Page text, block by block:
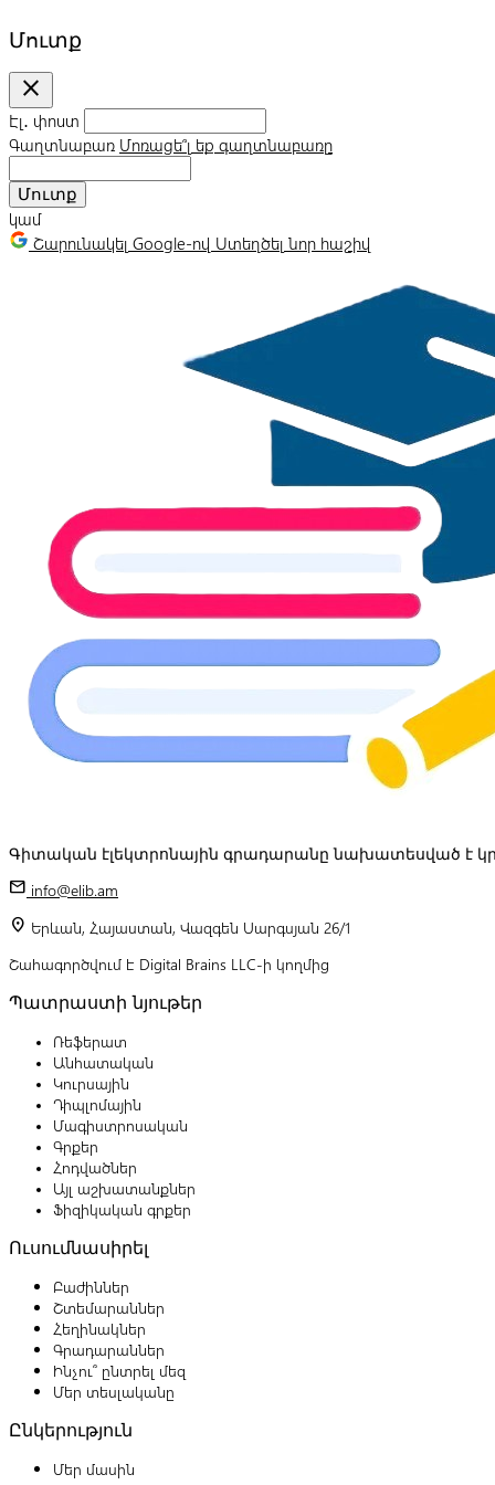
Մուտք
close
Էլ․ փոստ
Գաղտնաբառ Մոռացե՞լ եք գաղտնաբառը
Մուտք
կամ
Շարունակել Google-ով Ստեղծել նոր հաշիվ
Գիտական էլեկտրոնային գրադարանը նախատեսված է
mail info@elib.am
location_on Երևան, Հայաստան, Վազգեն Սարգսյան 26/1
Շահագործվում է Digital Brains LLC-ի կողմից
Պատրաստի նյութեր
Ռեֆերատ
Անհատական
Կուրսային
Դիպլոմային
Մագիստրոսական
Գրքեր
Հոդվածներ
Այլ աշխատանքներ
Ֆիզիկական գրքեր
Ուսումնասիրել
Բաժիններ
Շտեմարաններ
Հեղինակներ
Գրադարաններ
Ինչու՞ ընտրել մեզ
Մեր տեսլականը
Ընկերություն
Մեր մասին